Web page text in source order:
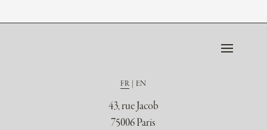
FR EN
43, rue Jacob
75006 Paris